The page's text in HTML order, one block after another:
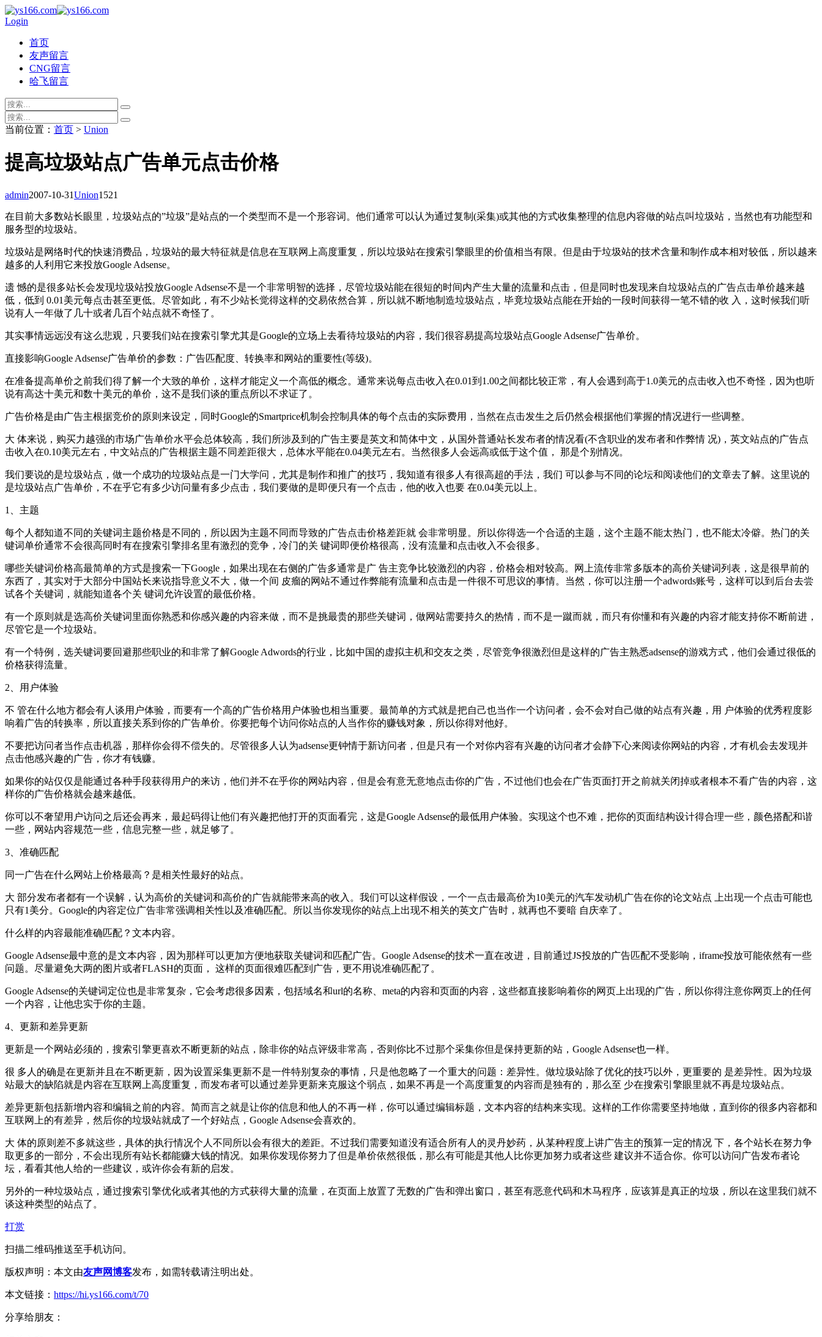
Login
首页
友声留言
CNG留言
哈飞留言
当前位置： 首页 > Union
提高垃圾站点广告单元点击价格
admin2007-10-31Union1521
在目前大多数站长眼里，垃圾站点的”垃圾”是站点的一个类型而不是一个形容词。他们通常可以认为通过复制(采集)或其他的方式收集整理的信息内容做的站点叫垃圾站，当然也有功能型和
服务型的垃圾站。
垃圾站是网络时代的快速消费品，垃圾站的最大特征就是信息在互联网上高度重复，所以垃圾站在搜索引擎眼里的价值相当有限。但是由于垃圾站的技术含量和制作成本相对较低，所以越来
越多的人利用它来投放Google Adsense。
遗 憾的是很多站长会发现垃圾站投放Google Adsense不是一个非常明智的选择，尽管垃圾站能在很短的时间内产生大量的流量和点击，但是同时也发现来自垃圾站点的广告点击单价越来越
低，低到 0.01美元每点击甚至更低。尽管如此，有不少站长觉得这样的交易依然合算，所以就不断地制造垃圾站点，毕竟垃圾站点能在开始的一段时间获得一笔不错的收 入，这时候我们听
说有人一年做了几十或者几百个站点就不奇怪了。
其实事情远远没有这么悲观，只要我们站在搜索引擎尤其是Google的立场上去看待垃圾站的内容，我们很容易提高垃圾站点Google Adsense广告单价。
直接影响Google Adsense广告单价的参数：广告匹配度、转换率和网站的重要性(等级)。
在准备提高单价之前我们得了解一个大致的单价，这样才能定义一个高低的概念。通常来说每点击收入在0.01到1.00之间都比较正常，有人会遇到高于1.0美元的点击收入也不奇怪，因为也听
说有高达十美元和数十美元的单价，这不是我们谈的重点所以不求证了。
广告价格是由广告主根据竞价的原则来设定，同时Google的Smartprice机制会控制具体的每个点击的实际费用，当然在点击发生之后仍然会根据他们掌握的情况进行一些调整。
大 体来说，购买力越强的市场广告单价水平会总体较高，我们所涉及到的广告主要是英文和简体中文，从国外普通站长发布者的情况看(不含职业的发布者和作弊情 况)，英文站点的广告点
击收入在0.10美元左右，中文站点的广告根据主题不同差距很大，总体水平能在0.04美元左右。当然很多人会远高或低于这个值， 那是个别情况。
我们要说的是垃圾站点，做一个成功的垃圾站点是一门大学问，尤其是制作和推广的技巧，我知道有很多人有很高超的手法，我们 可以参与不同的论坛和阅读他们的文章去了解。这里说的
是垃圾站点广告单价，不在乎它有多少访问量有多少点击，我们要做的是即便只有一个点击，他的收入也要 在0.04美元以上。
1、主题
每个人都知道不同的关键词主题价格是不同的，所以因为主题不同而导致的广告点击价格差距就 会非常明显。所以你得选一个合适的主题，这个主题不能太热门，也不能太冷僻。热门的关
键词单价通常不会很高同时有在搜索引擎排名里有激烈的竞争，冷门的关 键词即便价格很高，没有流量和点击收入不会很多。
哪些关键词价格高最简单的方式是搜索一下Google，如果出现在右侧的广告多通常是广 告主竞争比较激烈的内容，价格会相对较高。网上流传非常多版本的高价关键词列表，这是很早前的
东西了，其实对于大部分中国站长来说指导意义不大，做一个间 皮瘤的网站不通过作弊能有流量和点击是一件很不可思议的事情。当然，你可以注册一个adwords账号，这样可以到后台去尝
试各个关键词，就能知道各个关 键词允许设置的最低价格。
有一个原则就是选高价关键词里面你熟悉和你感兴趣的内容来做，而不是挑最贵的那些关键词，做网站需要持久的热情，而不是一蹴而就，而只有你懂和有兴趣的内容才能支持你不断前进，
尽管它是一个垃圾站。
有一个特例，选关键词要回避那些职业的和非常了解Google Adwords的行业，比如中国的虚拟主机和交友之类，尽管竞争很激烈但是这样的广告主熟悉adsense的游戏方式，他们会通过很低的
价格获得流量。
2、用户体验
不 管在什么地方都会有人谈用户体验，而要有一个高的广告价格用户体验也相当重要。最简单的方式就是把自己也当作一个访问者，会不会对自己做的站点有兴趣，用 户体验的优秀程度影
响着广告的转换率，所以直接关系到你的广告单价。你要把每个访问你站点的人当作你的赚钱对象，所以你得对他好。
不要把访问者当作点击机器，那样你会得不偿失的。尽管很多人认为adsense更钟情于新访问者，但是只有一个对你内容有兴趣的访问者才会静下心来阅读你网站的内容，才有机会去发现并
点击他感兴趣的广告，你才有钱赚。
如果你的站仅仅是能通过各种手段获得用户的来访，他们并不在乎你的网站内容，但是会有意无意地点击你的广告，不过他们也会在广告页面打开之前就关闭掉或者根本不看广告的内容，这
样你的广告价格就会越来越低。
你可以不奢望用户访问之后还会再来，最起码得让他们有兴趣把他打开的页面看完，这是Google Adsense的最低用户体验。实现这个也不难，把你的页面结构设计得合理一些，颜色搭配和谐
一些，网站内容规范一些，信息完整一些，就足够了。
3、准确匹配
同一广告在什么网站上价格最高？是相关性最好的站点。
大 部分发布者都有一个误解，认为高价的关键词和高价的广告就能带来高的收入。我们可以这样假设，一个一点击最高价为10美元的汽车发动机广告在你的论文站点 上出现一个点击可能也
只有1美分。Google的内容定位广告非常强调相关性以及准确匹配。所以当你发现你的站点上出现不相关的英文广告时，就再也不要暗 自庆幸了。
什么样的内容最能准确匹配？文本内容。
Google Adsense最中意的是文本内容，因为那样可以更加方便地获取关键词和匹配广告。Google Adsense的技术一直在改进，目前通过JS投放的广告匹配不受影响，iframe投放可能依然有一些
问题。尽量避免大两的图片或者FLASH的页面， 这样的页面很难匹配到广告，更不用说准确匹配了。
Google Adsense的关键词定位也是非常复杂，它会考虑很多因素，包括域名和url的名称、meta的内容和页面的内容，这些都直接影响着你的网页上出现的广告，所以你得注意你网页上的任何
一个内容，让他忠实于你的主题。
4、更新和差异更新
更新是一个网站必须的，搜索引擎更喜欢不断更新的站点，除非你的站点评级非常高，否则你比不过那个采集你但是保持更新的站，Google Adsense也一样。
很 多人的确是在更新并且在不断更新，因为设置采集更新不是一件特别复杂的事情，只是他忽略了一个重大的问题：差异性。做垃圾站除了优化的技巧以外，更重要的 是差异性。因为垃圾
站最大的缺陷就是内容在互联网上高度重复，而发布者可以通过差异更新来克服这个弱点，如果不再是一个高度重复的内容而是独有的，那么至 少在搜索引擎眼里就不再是垃圾站点。
差异更新包括新增内容和编辑之前的内容。简而言之就是让你的信息和他人的不再一样，你可以通过编辑标题，文本内容的结构来实现。这样的工作你需要坚持地做，直到你的很多内容都和
互联网上的有差异，然后你的垃圾站就成了一个好站点，Google Adsense会喜欢的。
大 体的原则差不多就这些，具体的执行情况个人不同所以会有很大的差距。不过我们需要知道没有适合所有人的灵丹妙药，从某种程度上讲广告主的预算一定的情况 下，各个站长在努力争
取更多的一部分，不会出现所有站长都能赚大钱的情况。如果你发现你努力了但是单价依然很低，那么有可能是其他人比你更加努力或者这些 建议并不适合你。你可以访问广告发布者论
坛，看看其他人给的一些建议，或许你会有新的启发。
另外的一种垃圾站点，通过搜索引擎优化或者其他的方式获得大量的流量，在页面上放置了无数的广告和弹出窗口，甚至有恶意代码和木马程序，应该算是真正的垃圾，所以在这里我们就不
谈这种类型的站点了。
打赏
扫描二维码推送至手机访问。
版权声明：本文由友声网博客发布，如需转载请注明出处。
本文链接： https://hi.ys166.com/t/70
分享给朋友：